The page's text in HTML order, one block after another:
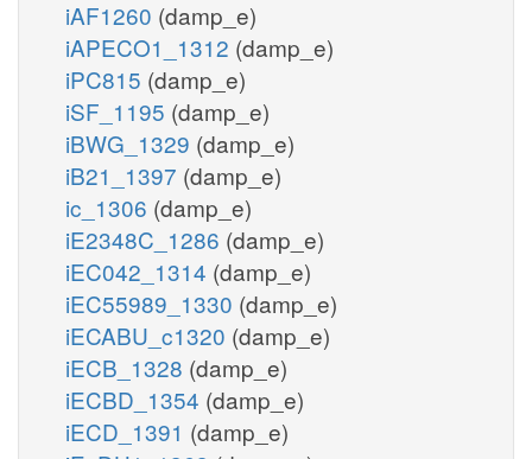
iAF1260 (damp_e)
iAPECO1_1312 (damp_e)
iPC815 (damp_e)
iSF_1195 (damp_e)
iBWG_1329 (damp_e)
iB21_1397 (damp_e)
ic_1306 (damp_e)
iE2348C_1286 (damp_e)
iEC042_1314 (damp_e)
iEC55989_1330 (damp_e)
iECABU_c1320 (damp_e)
iECB_1328 (damp_e)
iECBD_1354 (damp_e)
iECD_1391 (damp_e)